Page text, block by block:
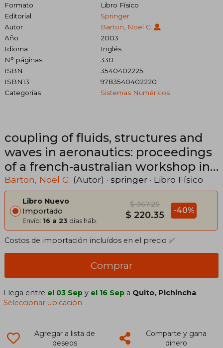
Formato
Libro Físico
Editorial
Springer
Autor
Barton, Noel G.
Año
2003
Idioma
Inglés
N° páginas
330
ISBN
3540402225
ISBN13
9783540402220
Categorías
Sistemas Numéricos
coupling of fluids, structures and
waves in aeronautics: proceedings
of a french-australian workshop in
melbourne, australia 3-6 december
2001 (en Inglés)
Barton, Noel G. (Autor) · springer · Libro Físico
Libro Nuevo
Importado
Envío: 16 a 23 días háb.
$ 367.25
$ 220.35 -40%
Costos de importación incluídos en el precio ✅
Comprar
Llega entre el 03 Sep y el 16 Sep a Quito, Pichincha.
Seleccionar ubicación
Agregar a lista de
deseos
Comparte y gana
dinero